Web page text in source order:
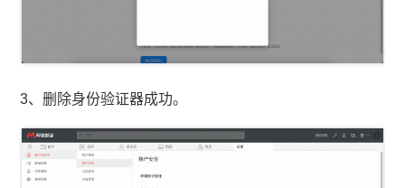
3、删除身份验证器成功。